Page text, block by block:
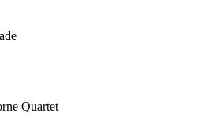
Quartet